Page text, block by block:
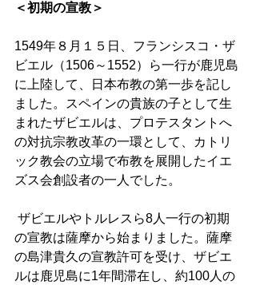
＜初期の宣教＞
1549年８月１５日、フランシスコ・ザ
ビエル（1506～1552）ら一行が鹿児島
に上陸して、日本布教の第一歩を記し
ました。スペインの貴族の子として生
まれたザビエルは、プロテスタントへ
の対抗宗教改革の一環として、カトリ
ック教会の立場で布教を展開したイエ
ズス会創設者の一人でした。
の宣教は薩摩から始まりました。薩摩
の島津貴久の宣教許可を受け、ザビエ
ルは鹿児島に1年間滞在し、約100人の